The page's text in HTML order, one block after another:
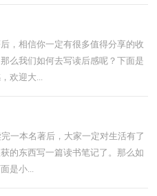
，相信你一定有很多值得分享的收
么我们如何去写读后感呢？下面是
欢迎大...
一本名著后，大家一定对生活有了
的东西写一篇读书笔记了。那么如
是小...